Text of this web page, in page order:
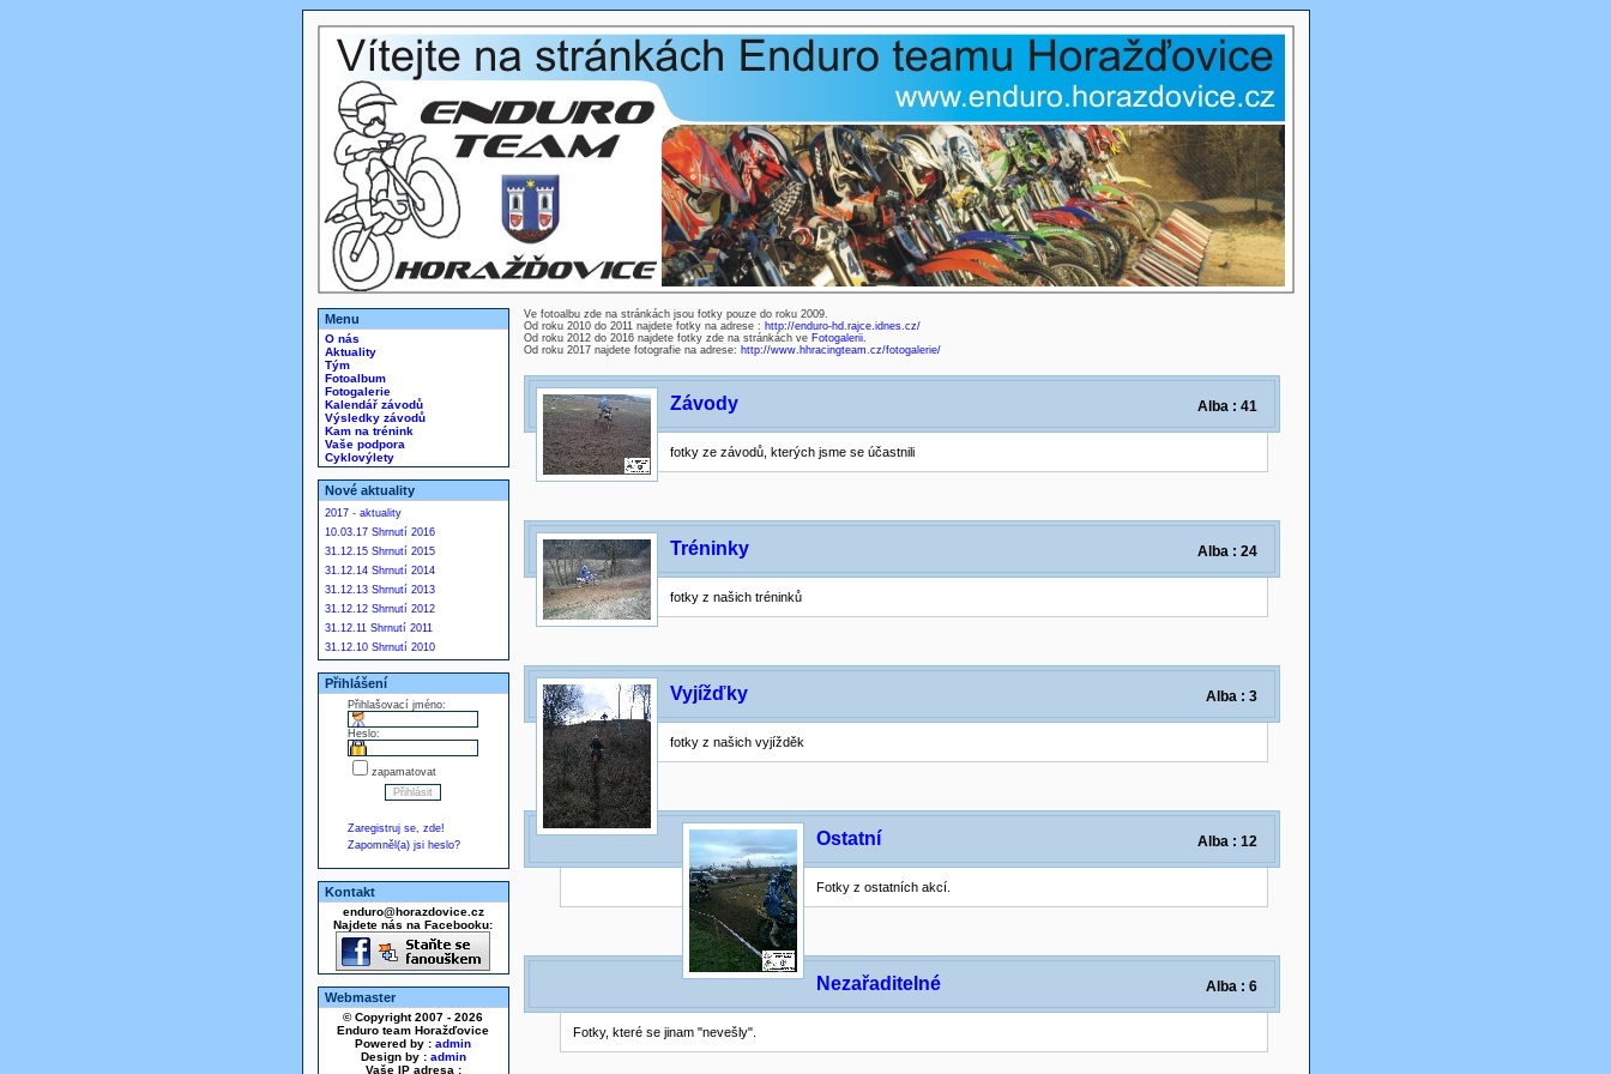
Menu
O nás
Aktuality
Tým
Fotoalbum
Fotogalerie
Kalendář závodů
Výsledky závodů
Kam na trénink
Vaše podpora
Cyklovýlety
Nové aktuality
2017 - aktuality
10.03.17 Shrnutí 2016
31.12.15 Shrnutí 2015
31.12.14 Shrnutí 2014
31.12.13 Shrnutí 2013
31.12.12 Shrnutí 2012
31.12.11 Shrnutí 2011
31.12.10 Shrnutí 2010
Přihlášení
Přihlašovací jméno:
Heslo:
zapamatovat
Zaregistruj se, zde!
Zapomněl(a) jsi heslo?
Kontakt
enduro@horazdovice.cz
Najdete nás na Facebooku:
Webmaster
© Copyright 2007 - 2026
Enduro team Horažďovice
Powered by : admin
Design by : admin
Vaše IP adresa :
Ve fotoalbu zde na stránkách jsou fotky pouze do roku 2009.
Od roku 2010 do 2011 najdete fotky na adrese : http://enduro-hd.rajce.idnes.cz/
Od roku 2012 do 2016 najdete fotky zde na stránkách ve Fotogalerii.
Od roku 2017 najdete fotografie na adrese: http://www.hhracingteam.cz/fotogalerie/
Alba : 41
Závody
fotky ze závodů, kterých jsme se účastnili
Alba : 24
Tréninky
fotky z našich tréninků
Alba : 3
Vyjížďky
fotky z našich vyjížděk
Alba : 12
Ostatní
Fotky z ostatních akcí.
Alba : 6
Nezařaditelné
Fotky, které se jinam "nevešly".